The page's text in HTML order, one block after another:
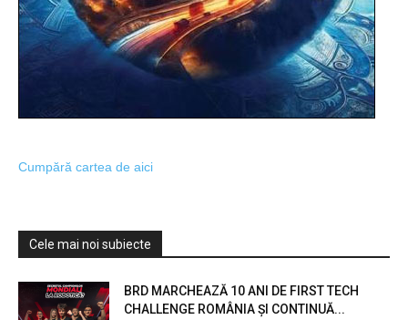
Cumpără cartea de aici
Cele mai noi subiecte
BRD MARCHEAZĂ 10 ANI DE FIRST TECH
CHALLENGE ROMÂNIA ȘI CONTINUĂ...